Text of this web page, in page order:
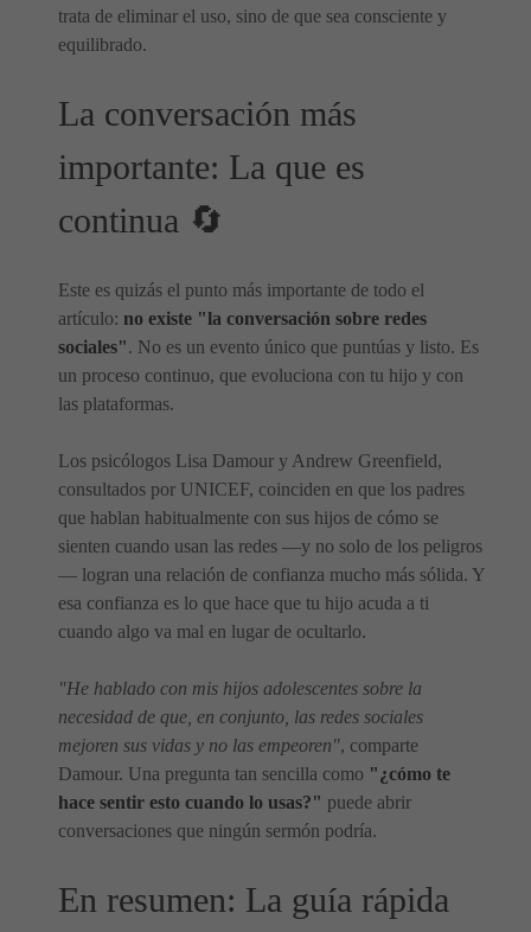
trata de eliminar el uso, sino de que sea consciente y
equilibrado.
La conversación más
importante: La que es
continua 🔄
Este es quizás el punto más importante de todo el
artículo: no existe "la conversación sobre redes
sociales". No es un evento único que puntúas y listo. Es
un proceso continuo, que evoluciona con tu hijo y con
las plataformas.
Los psicólogos Lisa Damour y Andrew Greenfield,
consultados por UNICEF, coinciden en que los padres
que hablan habitualmente con sus hijos de cómo se
sienten cuando usan las redes —y no solo de los peligros
— logran una relación de confianza mucho más sólida. Y
esa confianza es lo que hace que tu hijo acuda a ti
cuando algo va mal en lugar de ocultarlo.
"He hablado con mis hijos adolescentes sobre la
necesidad de que, en conjunto, las redes sociales
mejoren sus vidas y no las empeoren", comparte
Damour. Una pregunta tan sencilla como "¿cómo te
hace sentir esto cuando lo usas?" puede abrir
conversaciones que ningún sermón podría.
En resumen: La guía rápida